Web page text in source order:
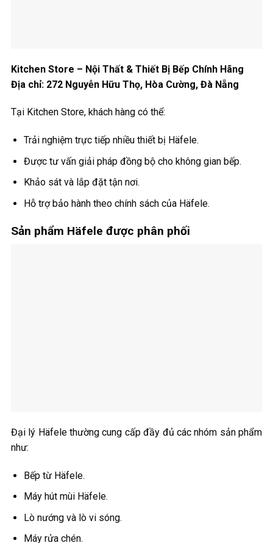
Kitchen Store – Nội Thất & Thiết Bị Bếp Chính Hãng
Địa chỉ: 272 Nguyễn Hữu Thọ, Hòa Cường, Đà Nẵng
Tại Kitchen Store, khách hàng có thể:
Trải nghiệm trực tiếp nhiều thiết bị Häfele.
Được tư vấn giải pháp đồng bộ cho không gian bếp.
Khảo sát và lắp đặt tận nơi.
Hỗ trợ bảo hành theo chính sách của Häfele.
Sản phẩm Häfele được phân phối
Đại lý Häfele thường cung cấp đầy đủ các nhóm sản phẩm
như:
Bếp từ Häfele.
Máy hút mùi Häfele.
Lò nướng và lò vi sóng.
Máy rửa chén.